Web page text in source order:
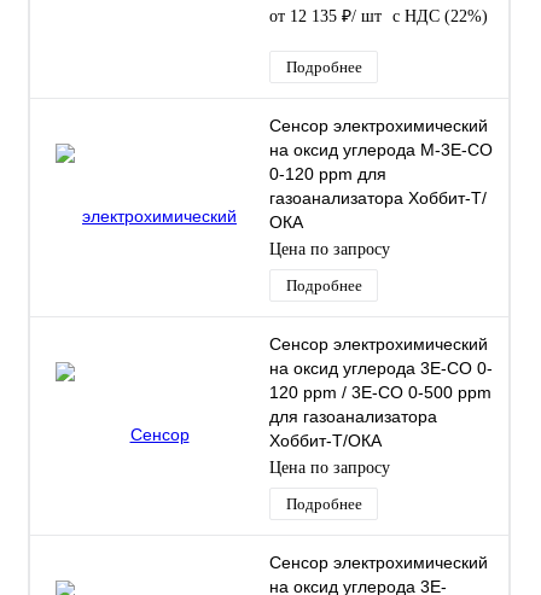
от 12 135 ₽/ шт с НДС (22%)
Подробнее
Сенсор электрохимический
на оксид углерода M-3Е-СО
0-120 ppm для
газоанализатора Хоббит-Т/
ОКА
Цена по запросу
Подробнее
Сенсор электрохимический
на оксид углерода 3Е-CО 0-
120 ppm / 3Е-CО 0-500 ppm
для газоанализатора
Хоббит-Т/ОКА
Цена по запросу
Подробнее
Сенсор электрохимический
на оксид углерода 3Е-